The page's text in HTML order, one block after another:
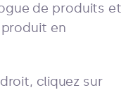
de produits et
en
cliquez sur